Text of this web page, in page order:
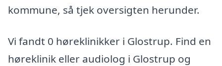
kommune, så tjek oversigten herunder.
Vi fandt 0 høreklinikker i Glostrup. Find en
høreklinik eller audiolog i Glostrup og